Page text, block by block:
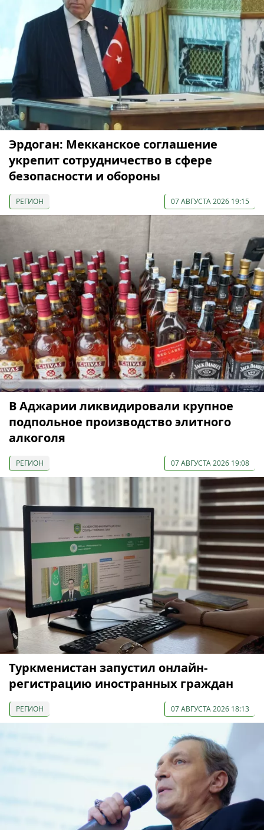
Эрдоган: Мекканское соглашение
укрепит сотрудничество в сфере
безопасности и обороны
РЕГИОН 07 АВГУСТА 2026 19:15
В Аджарии ликвидировали крупное
подпольное производство элитного
алкоголя
РЕГИОН 07 АВГУСТА 2026 19:08
Туркменистан запустил онлайн-
регистрацию иностранных граждан
РЕГИОН 07 АВГУСТА 2026 18:13